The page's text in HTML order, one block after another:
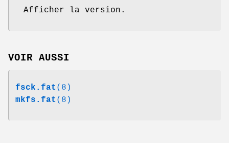
Afficher la version.
VOIR AUSSI
fsck.fat (8)
mkfs.fat (8)